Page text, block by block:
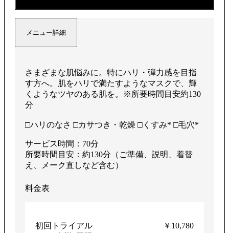
メニュー詳細
さまざまな肌悩みに。特にハリ・弾力感を目指
す方へ。肌をハリで満たすようなマスクで、輝
くようなツヤのある肌を。※所要時間目安約130
分
□ハリのなさ □カサつき・乾燥 □くすみ* □毛穴*
サービス時間：70分
所要時間目安：約130分（ご準備、説明、着替
え、メーク直しなど含む）
料金表
初回トライアル
￥10,780